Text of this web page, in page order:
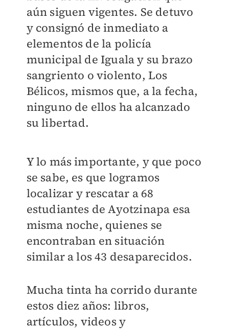
aún siguen vigentes. Se detuvo
y consignó de inmediato a
elementos de la policía
municipal de Iguala y su brazo
sangriento o violento, Los
Bélicos, mismos que, a la fecha,
ninguno de ellos ha alcanzado
su libertad.
Y lo más importante, y que poco
se sabe, es que logramos
localizar y rescatar a 68
estudiantes de Ayotzinapa esa
misma noche, quienes se
encontraban en situación
similar a los 43 desaparecidos.
Mucha tinta ha corrido durante
estos diez años: libros,
artículos, videos y